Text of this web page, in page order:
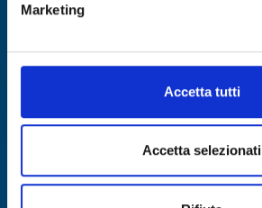
Marketing
Accetta tutti
Accetta selezionati